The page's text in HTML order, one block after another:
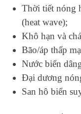
Thời tiết nóng
(heat wave);
Khô hạn và
Bão/áp thấp
Nước biển
Đại dương
San hô biển